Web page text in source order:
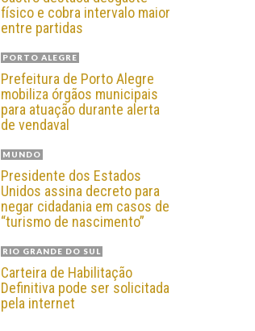
físico e cobra intervalo maior
entre partidas
PORTO ALEGRE
Prefeitura de Porto Alegre
mobiliza órgãos municipais
para atuação durante alerta
de vendaval
MUNDO
Presidente dos Estados
Unidos assina decreto para
negar cidadania em casos de
“turismo de nascimento”
RIO GRANDE DO SUL
Carteira de Habilitação
Definitiva pode ser solicitada
pela internet